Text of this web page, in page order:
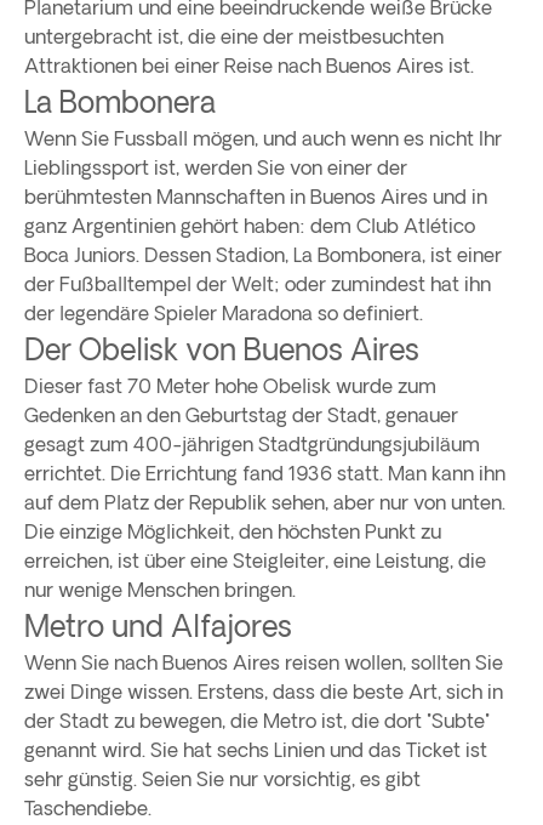
Planetarium und eine beeindruckende weiße Brücke
untergebracht ist, die eine der meistbesuchten
Attraktionen bei einer Reise nach Buenos Aires ist.
La Bombonera
Wenn Sie Fussball mögen, und auch wenn es nicht Ihr
Lieblingssport ist, werden Sie von einer der
berühmtesten Mannschaften in Buenos Aires und in
ganz Argentinien gehört haben: dem Club Atlético
Boca Juniors. Dessen Stadion, La Bombonera, ist einer
der Fußballtempel der Welt; oder zumindest hat ihn
der legendäre Spieler Maradona so definiert.
Der Obelisk von Buenos Aires
Dieser fast 70 Meter hohe Obelisk wurde zum
Gedenken an den Geburtstag der Stadt, genauer
gesagt zum 400-jährigen Stadtgründungsjubiläum
errichtet. Die Errichtung fand 1936 statt. Man kann ihn
auf dem Platz der Republik sehen, aber nur von unten.
Die einzige Möglichkeit, den höchsten Punkt zu
erreichen, ist über eine Steigleiter, eine Leistung, die
nur wenige Menschen bringen.
Metro und Alfajores
Wenn Sie nach Buenos Aires reisen wollen, sollten Sie
zwei Dinge wissen. Erstens, dass die beste Art, sich in
der Stadt zu bewegen, die Metro ist, die dort "Subte"
genannt wird. Sie hat sechs Linien und das Ticket ist
sehr günstig. Seien Sie nur vorsichtig, es gibt
Taschendiebe.